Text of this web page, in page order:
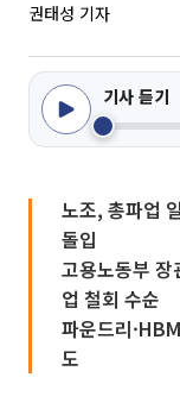
권태성 기자
기사 듣기
노조, 총파업
돌입
고용노동부
업 철회 수순
파운드리
도